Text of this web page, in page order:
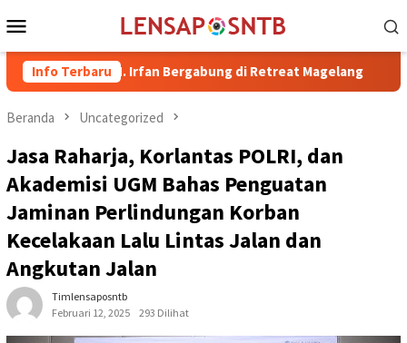
ke
Mobile
Info Terbaru
dr. H. Irfan Bergabung di Retreat Magelang Rutan
Beranda Uncategorized
Jasa Raharja, Korlantas POLRI, dan
Akademisi UGM Bahas Penguatan
Jaminan Perlindungan Korban
Kecelakaan Lalu Lintas Jalan dan
Angkutan Jalan
Timlensaposntb
Februari 12, 2025
293 Dilihat